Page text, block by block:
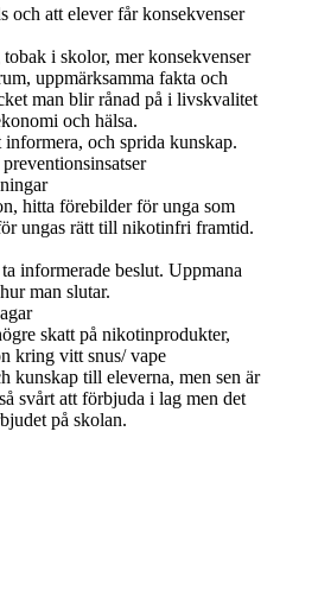
och att elever får konsekvenser
i skolor, mer konsekvenser
uppmärksamma fakta och
man blir rånad på i livskvalitet
och hälsa.
informera, och sprida kunskap.
hitta förebilder för unga som
ungas rätt till nikotinfri framtid.
informerade beslut. Uppmana
man slutar.
skatt på nikotinprodukter,
kring vitt snus/ vape
kunskap till eleverna, men sen är
svårt att förbjuda i lag men det
på skolan.